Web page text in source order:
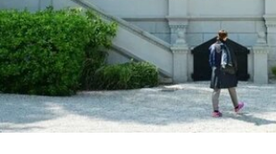
2021年获两项拉丁格莱美奖，并已
的象征。
据美联社报道，古巴当局提出以强
取奥特罗·阿尔坎塔拉的自由。当他